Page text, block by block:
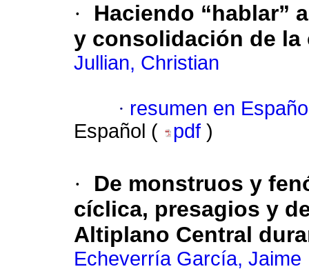
·
Haciendo “hablar”
y consolidación de la
Jullian, Christian
· resumen en
Español (
pdf )
·
De monstruos y
cíclica, presagios y
Altiplano Central
Echeverría García, Jaime